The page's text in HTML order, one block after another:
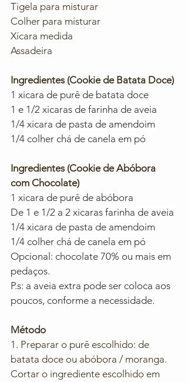
Tigela para misturar
Colher para misturar
Xícara medida
Assadeira
Ingredientes (Cookie de Batata Doce)
1 xicara de purê de batata doce
1 e 1/2 xicaras de farinha de aveia
1/4 xicara de pasta de amendoim
1/4 colher chá de canela em pó
Ingredientes (Cookie de Abóbora
com Chocolate)
1 xicara de purê de abóbora
De 1 e 1/2 a 2 xicaras farinha de aveia
1/4 xicara de pasta de amendoim
1/4 colher chá de canela em pó
Opcional: chocolate 70% ou mais em
pedaços.
P.s: a aveia extra pode ser coloca aos
poucos, conforme a necessidade.
Método
1. Preparar o purê escolhido: de
batata doce ou abóbora / moranga.
Cortar o ingrediente escolhido em